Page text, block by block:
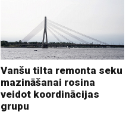
Vanšu tilta remonta seku
mazināšanai rosina
veidot koordinācijas
grupu